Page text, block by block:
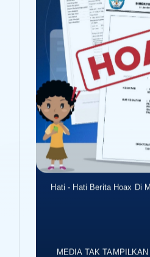
Hati - Hati Berita Hoax Di
MEDIA TAK